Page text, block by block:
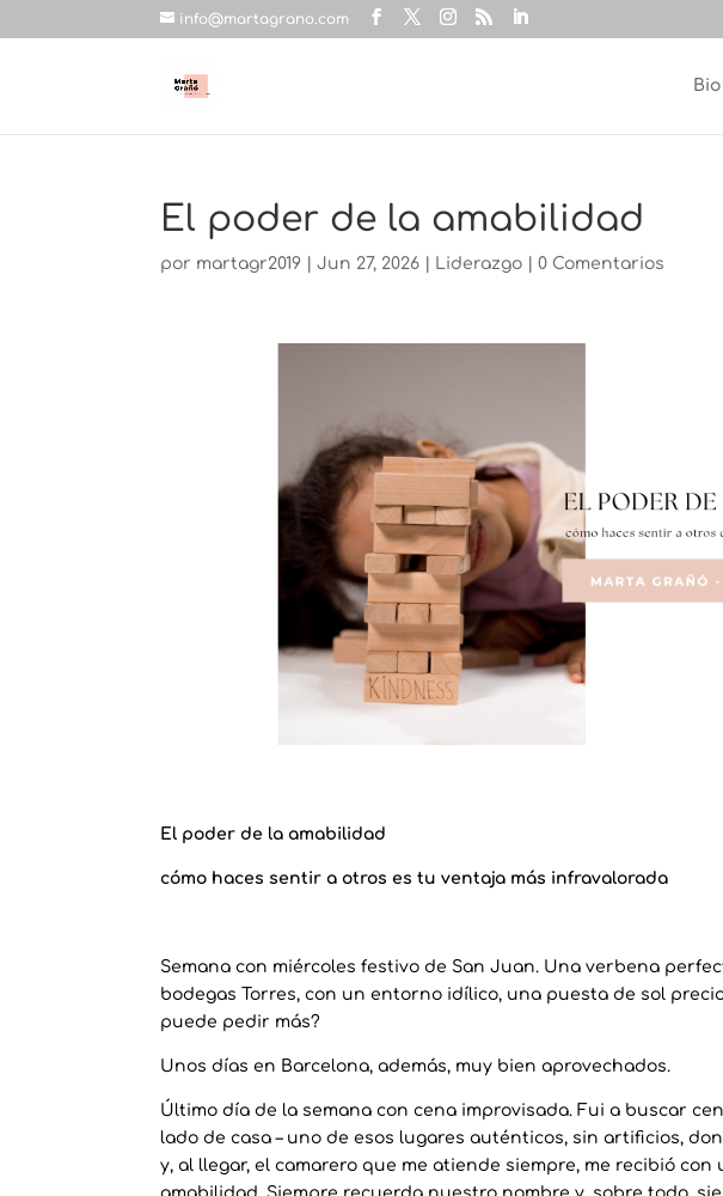
info@martagrano.com
Bio
El poder de la amabilidad
por martagr2019 |Jun 27, 2026 Liderazgo |0 Comentarios
El poder de la amabilidad
cómo haces sentir a otros es tu ventaja más infravalorada
Semana con miércoles festivo de San Juan. Una verbena
bodegas Torres, con un entorno idílico, una puesta de sol
puede pedir más?
Unos días en Barcelona, además, muy bien aprovechados.
Último día de la semana con cena improvisada. Fui a buscar
lado de casa – uno de esos lugares auténticos, sin artificios,
y, al llegar, el camarero que me atiende siempre, me recibió con